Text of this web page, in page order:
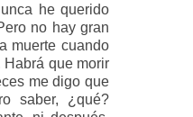
he querido
no hay gran
muerte cuando
Habrá que morir
me digo que
saber, ¿qué?